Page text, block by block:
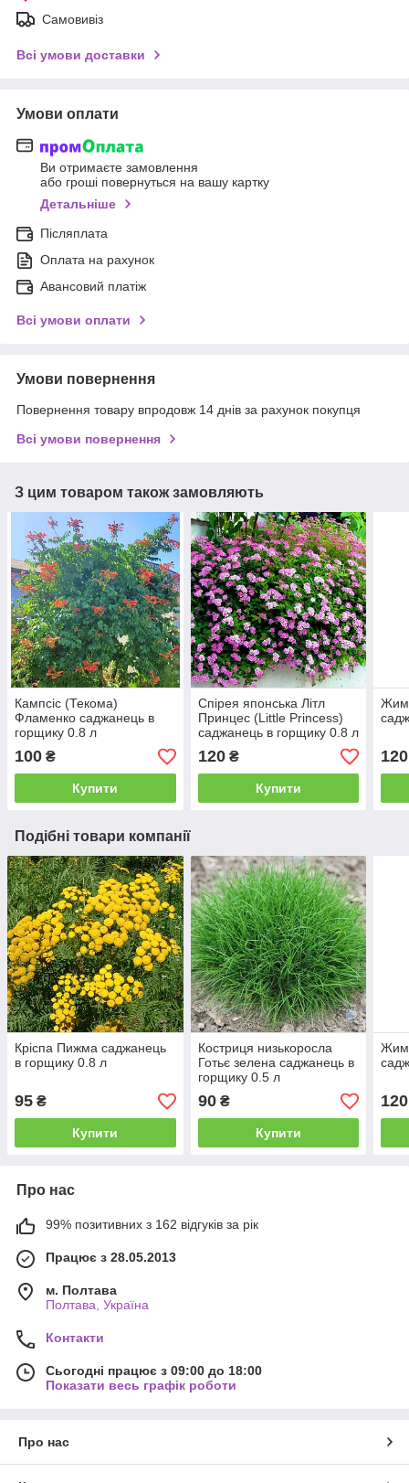
Самовивіз
Всі умови доставки
Умови оплати
Ви отримаєте замовлення
або гроші повернуться на вашу картку
Детальніше
Післяплата
Оплата на рахунок
Авансовий платіж
Всі умови оплати
Умови повернення
Повернення товару впродовж 14 днів за рахунок покупця
Всі умови повернення
З цим товаром також замовляють
Кампсіс (Текома)
Фламенко саджанець в
горщику 0.8 л
100 ₴
Купити
Спірея японська Літл
Принцес (Little Princess)
саджанець в горщику 0.8 л
120₴
Купити
120
Подібні товари компанії
Кріспа Пижма саджанець
в горщику 0.8 л
95 ₴
Купити
Костриця низькоросла
Готьє зелена саджанець в
горщику 0.5 л
90₴
Купити
120
Про нас
99% позитивних з 162 відгуків за рік
Працює з 28.05.2013
м. Полтава
Полтава, Україна
Контакти
Сьогодні працює з 09:00 до 18:00
Показати весь графік роботи
Про нас